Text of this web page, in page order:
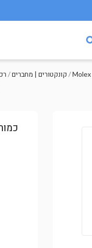
/קונקטורים | מחברים /